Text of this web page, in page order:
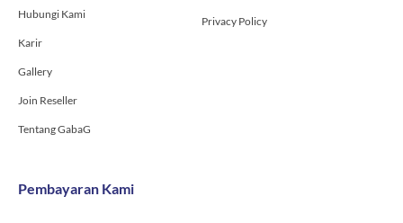
Hubungi Kami
Karir
Gallery
Join Reseller
Tentang GabaG
Privacy Policy
Pembayaran Kami